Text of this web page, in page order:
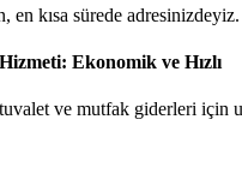
en kısa sürede adresinizdeyiz.
Ekonomik ve Hızlı
ve mutfak giderleri için